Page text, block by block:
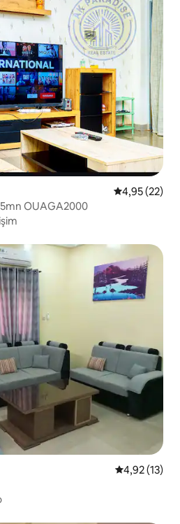
5 üzerinden
4,95 (22)
OUAGA2000
5 üzerinden
4,92 (13)